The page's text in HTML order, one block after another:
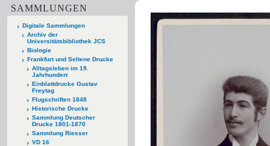
SAMMLUNGEN
Digitale Sammlungen
Archiv der
Universitätsbibliothek JCS
Biologie
Frankfurt und Seltene Drucke
Alltagsleben im 19.
Jahrhundert
Einblattdrucke Gustav
Freytag
Flugschriften 1848
Historische Drucke
Sammlung Deutscher
Drucke 1801-1870
Sammlung Riesser
VD 16